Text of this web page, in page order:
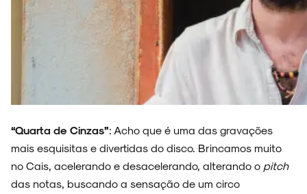
ESPECIAIS
“Quarta de Cinzas”: Acho que é uma das gravações
mais esquisitas e divertidas do disco. Brincamos muito
no Cais, acelerando e desacelerando, alterando o pitch
das notas, buscando a sensação de um circo